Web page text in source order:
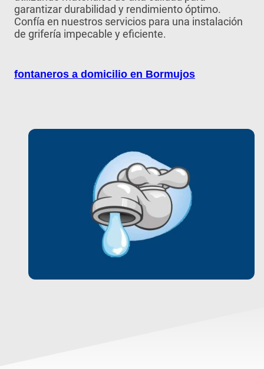
garantizar durabilidad y rendimiento óptimo.
Confía en nuestros servicios para una instalación
de grifería impecable y eficiente.
fontaneros a domicilio en Bormujos